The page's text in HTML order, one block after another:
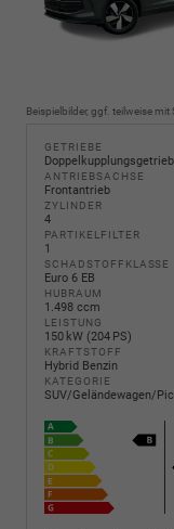
Beispielbilder, ggf. teilweise
GETRIEBE
ANTRIEBSACHSE
Frontantrieb
ZYLINDER
4
PARTIKELFILTER
1
SCHADSTOFFKLASSE
Euro 6 EB
HUBRAUM
1.498 ccm
LEISTUNG
150 kW (204 PS)
KRAFTSTOFF
Hybrid Benzin
KATEGORIE
SUV/Geländewagen/